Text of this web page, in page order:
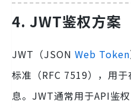
4. JWT鉴权方案
JWT（JSON Web Token
标准（RFC 7519），用
息。JWT通常用于API鉴